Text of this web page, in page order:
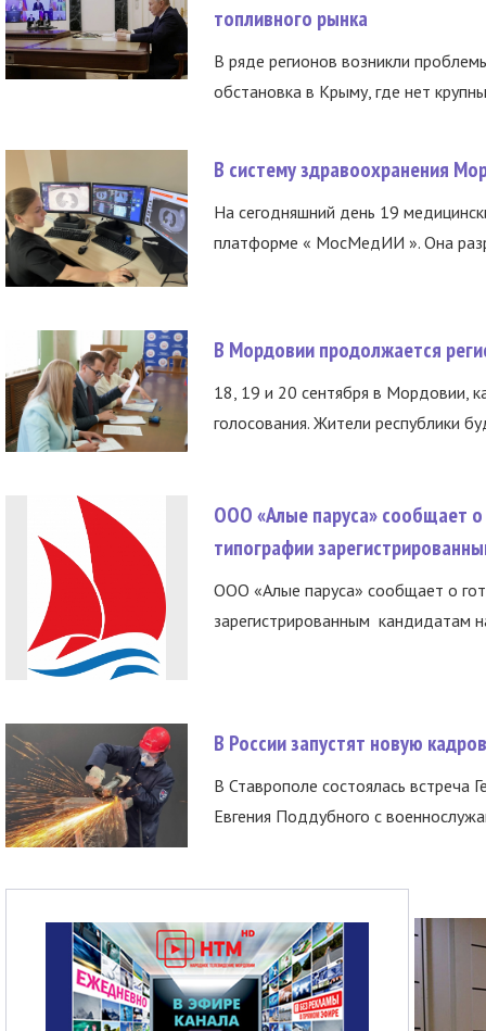
топливного рынка
В ряде регионов возникли
обстановка в Крыму, где нет
В систему здравоохранения
На сегодняшний день 19
платформе « МосМедИИ ». Она
В Мордовии продолжается
18, 19 и 20 сентября в Мордовии,
голосования. Жители республики
ООО «Алые паруса» сообщает о
типографии
ООО «Алые паруса» сообщает о
зарегистрированным кандидатам
В России запустят новую
В Ставрополе состоялась встреча
Евгения Поддубного с